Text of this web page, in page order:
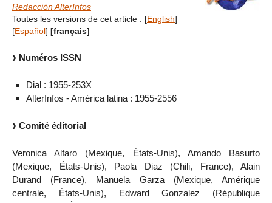
Redacción AlterInfos
Toutes les versions de cet article : [English]
[Español] [français]
Numéros ISSN
Dial : 1955-253X
AlterInfos - América latina : 1955-2556
Comité éditorial
Veronica Alfaro (Mexique, États-Unis), Amando Basurto
(Mexique, États-Unis), Paola Diaz (Chili, France), Alain
Durand (France), Manuela Garza (Mexique, Amérique
centrale, États-Unis), Edward Gonzalez (République